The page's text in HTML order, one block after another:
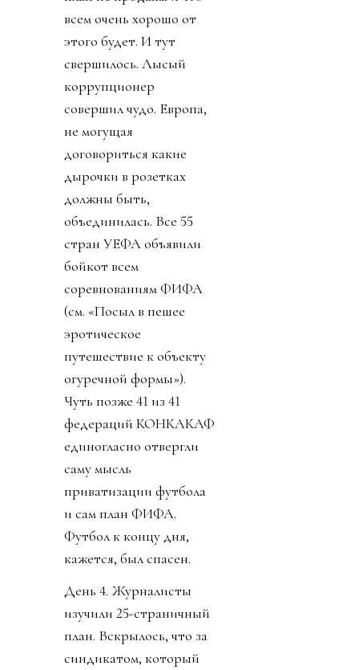
всем очень хорошо от
этого будет. И тут
свершилось. Лысый
коррупционер
совершил чудо. Европа,
не могущая
договориться какие
дырочки в розетках
должны быть,
объединилась. Все 55
стран УЕФА объявили
бойкот всем
соревнованиям ФИФА
(см. «Посыл в пешее
эротическое
путешествие к объекту
огуречной формы»).
Чуть позже 41 из 41
федераций КОНКАКАФ
единогласно отвергли
саму мысль
приватизации футбола
и сам план ФИФА.
Футбол к концу дня,
кажется, был спасен.
День 4. Журналисты
изучили 25-страничный
план. Вскрылось, что за
синдикатом, который